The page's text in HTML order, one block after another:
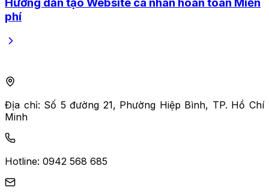
Hướng dẫn tạo Website cá nhân hoàn toàn Miễn
phí
Địa chỉ: Số 5 đường 21, Phường Hiệp Bình, TP. Hồ Chí
Minh
Hotline: 0942 568 685